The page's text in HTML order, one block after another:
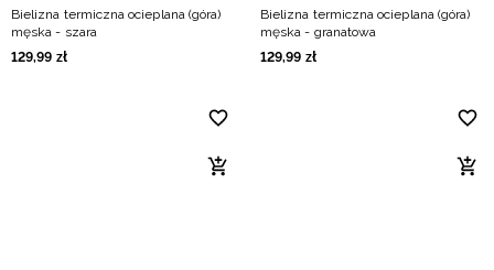
Bielizna termiczna ocieplana (góra)
męska - szara
129,99 zł
Bielizna termiczna ocieplana (góra)
męska - granatowa
129,99 zł